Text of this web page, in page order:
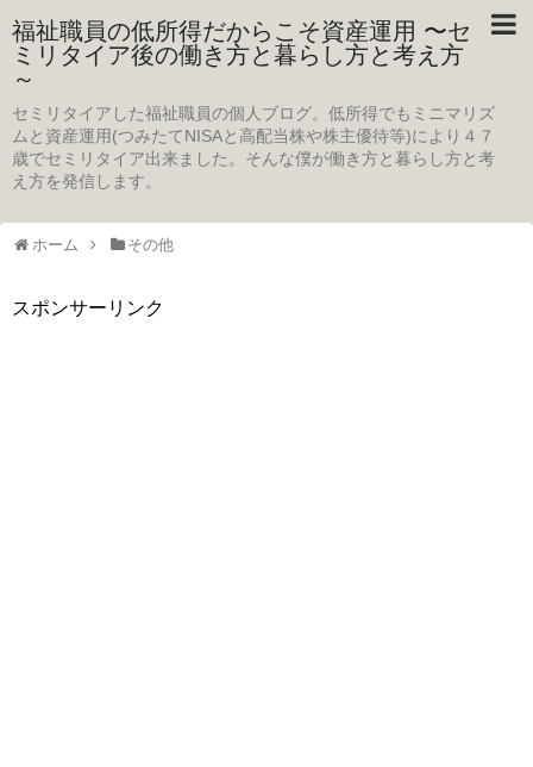
福祉職員の低所得だからこそ資産運用 〜セ
ミリタイア後の働き方と暮らし方と考え方
～
セミリタイアした福祉職員の個人ブログ。低所得でもミニマリズ
ムと資産運用(つみたてNISAと高配当株や株主優待等)により４７
歳でセミリタイア出来ました。そんな僕が働き方と暮らし方と考
え方を発信します。
ホーム その他
スポンサーリンク